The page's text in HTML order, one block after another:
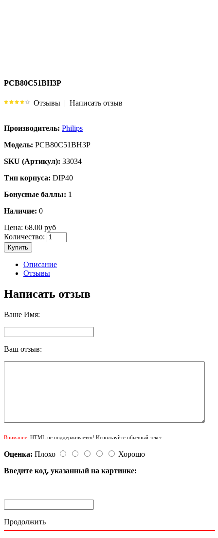
PCB80C51BH3P
Отзывы | Написать отзыв
Производитель: Philips
Модель: PCB80C51BH3P
SKU (Артикул): 33034
Тип корпуса: DIP40
Бонусные баллы: 1
Наличие: 0
Цена: 68.00 руб
Количество:
Купить
Описание
Отзывы
Написать отзыв
Ваше Имя:
Ваш отзыв:
Внимание: HTML не поддерживается! Используйте обычный текст.
Оценка: Плохо
Хорошо
Введите код, указанный на картинке:
Продолжить